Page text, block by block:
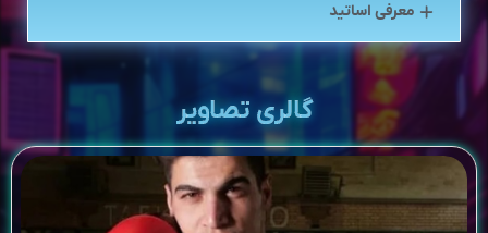
معرفی اساتید
گالری تصاویر